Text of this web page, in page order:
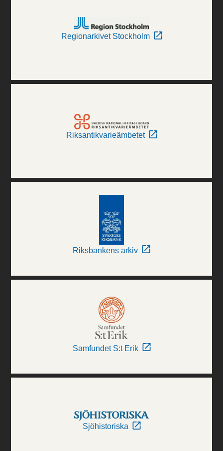
Regionarkivet Stockholm
Riksantikvarieämbetet
Riksbankens arkiv
Samfundet S:t Erik
Sjöhistoriska